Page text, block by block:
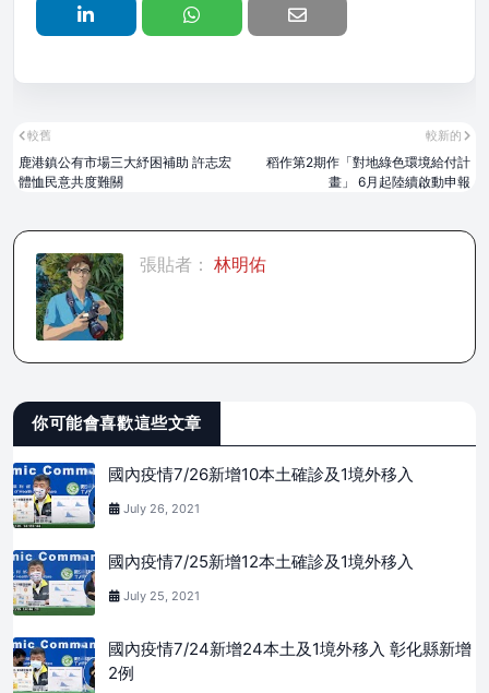
較新的
稻作第2期作「對地綠色環境給付計
畫」 6月起陸續啟動申報
較舊
鹿港鎮公有市場三大紓困補助 許志宏
體恤民意共度難關
張貼者： 林明佑
你可能會喜歡這些文章
國內疫情7/26新增10本土確診及1境外移入
July 26, 2021
國內疫情7/25新增12本土確診及1境外移入
July 25, 2021
國內疫情7/24新增24本土及1境外移入 彰化縣新增
2例